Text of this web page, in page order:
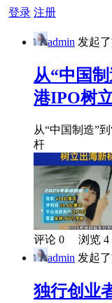
登录 注册
admin 发起
从“中国
港IPO树
从“中国制造”
杆
评论 0 浏览 4
admin 发起
独行创业